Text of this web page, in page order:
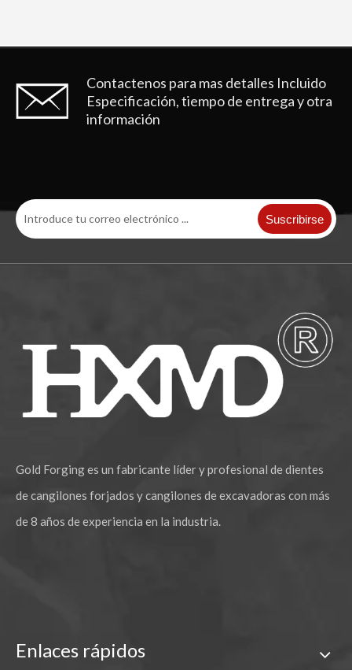
El excavador de Komatsu parte los dientes forjados 205-70-19570RC del cubo del cincel de la roca de PC200RC
Contactenos para mas detalles Incluido
Especificación, tiempo de entrega y otra
información
Suscribirse
Gold Forging es un fabricante líder y profesional de dientes
de cangilones forjados y cangilones de excavadoras con más
de 8 años de experiencia en la industria.
Enlaces rápidos